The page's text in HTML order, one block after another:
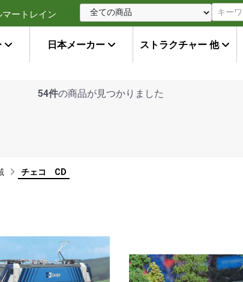
ートレイン
日本メーカー ストラクチャー 他
54件の商品が見つかりました
チェコ CD